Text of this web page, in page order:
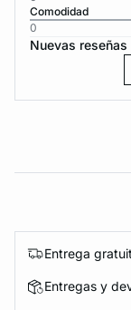
Comodidad
0
Nuevas reseñas
Entrega
Entregas y